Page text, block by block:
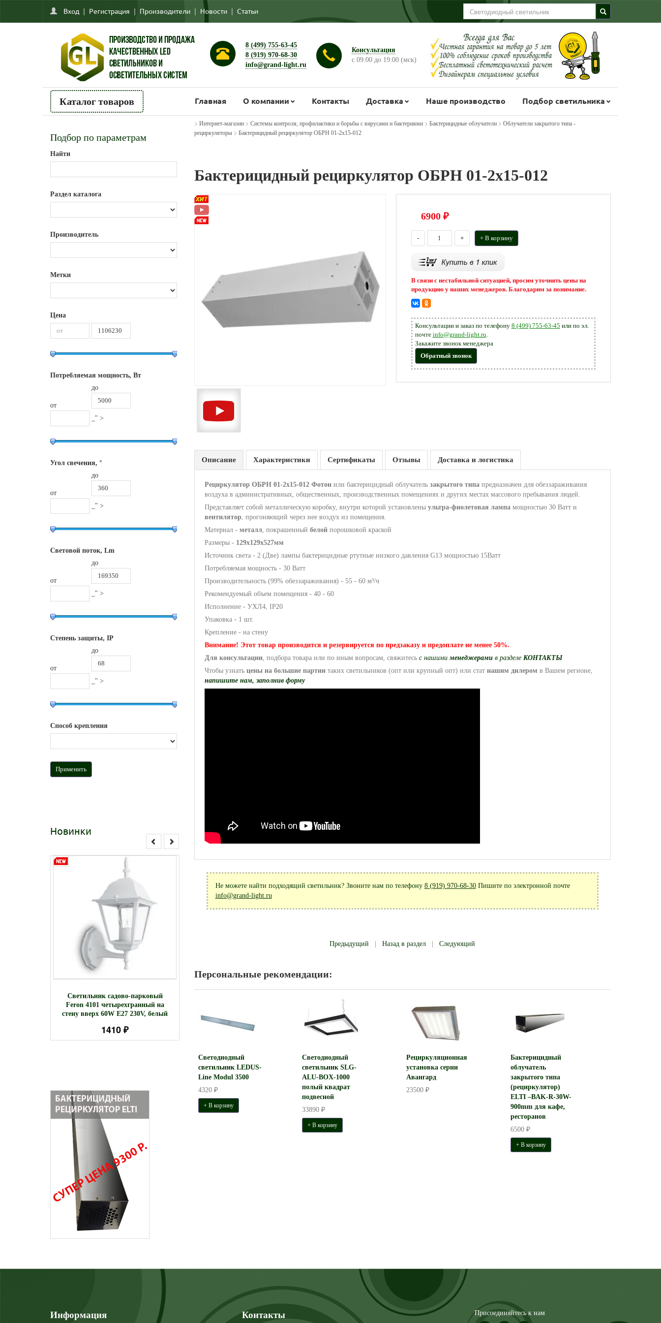
Вход | Регистрация | Производители | Новости | Статьи
8 (499) 755-63-45
8 (919) 970-68-30
info@grand-light.ru
Консультация
с 09:00 до 19:00 (мск)
Каталог товаров Главная О компании Контакты Доставка Наше производство Подбор светильника
Подбор по параметрам
Найти
Раздел каталога
Производитель
Метки
Цена
Потребляемая мощность, Вт
от
до
_" >
Угол свечения, °
от
до
_" >
Световой поток, Lm
от
до
_" >
Степень защиты, IP
от
до
_" >
Способ крепления
Новинки
Светильник садово-парковый
Feron 4101 четырехгранный на
стену вверх 60W E27 230V, белый
1410 ₽ 4356 ₽
Feron AL104 трековый на
шинопровод 50W 4000K, 35
градусов, черный
шинопровод 12W 4000K 35
градусов черный
> Интернет-магазин> Системы контроля, профилактики и борьбы с вирусами и бактериями> Бактерицидные облучатели> Облучатели закрытого типа -
рециркуляторы> Бактерицидный рециркулятор ОБРН 01-2x15-012
Бактерицидный рециркулятор ОБРН 01-2x15-012
6900₽
- + + В корзину
В связи с нестабильной ситуацией, просим уточнять цены на
продукцию у наших менеджеров. Благодарим за понимание.
Консультации и заказ по телефону 8 (499) 755-63-45 или по эл.
почте info@grand-light.ru.
Закажите звонок менеджера
Обратный звонок
Описание Характеристики Сертификаты Отзывы Доставка и логистика
Рециркулятор ОБРН 01-2x15-012 Фотонили бактерицидный облучатель закрытого типапредназначен для обеззараживания
воздуха в административных, общественных, производственных помещениях и других местах массового пребывания людей.
Представляет собой металлическую коробку, внутри которой установлены ультра-фиолетовая лампамощностью 30 Ватт и
вентилятор, прогоняющий через нее воздух из помещения.
Материал - металл, покрашенный белойпорошковой краской
Размеры - 129х129х527мм
Источник света - 2 (Две) лампы бактерицидные ртутные низкого давления G13 мощностью 15Ватт
Потребляемая мощность - 30 Ватт
Производительность (99% обеззараживания) - 55 - 60 м³/ч
Рекомендуемый объем помещения - 40 - 60
Исполнение - УХЛ4, IP20
Упаковка - 1 шт.
Крепление - на стену
Внимание! Этот товар производится и резервируется по предзаказу и предоплате не менее 50%.
Для консультации, подбора товара или по иным вопросам, свяжитесь с нашимименеджерамив разделе КОНТАКТЫ
Чтобы узнать цены на большие партиитаких светильников (опт или крупный опт) или стат нашим дилером в Вашем регионе,
напишите нам, заполнив форму
Не можете найти подходящий светильник? Звоните нам по телефону 8 (919) 970-68-30Пишите по электронной почте
info@grand-light.ru
Предыдущий |Назад в раздел |Следующий
Персональные рекомендации:
Светодиодный
светильник LEDUS-
Line Modul 3500
4320 ₽
+ В корзину
Светодиодный
светильник SLG-
ALU-BOX-1000
полый квадрат
подвесной
33890 ₽
+ В корзину
Рециркуляционная
установка серии
Авангард
23500 ₽
Бактерицидный
облучатель
закрытого типа
(рециркулятор)
ELTI –BAK-R-30W-
900mm для кафе,
ресторанов
6500 ₽
+ В корзину
Информация Контакты Присоединяйтесь к нам